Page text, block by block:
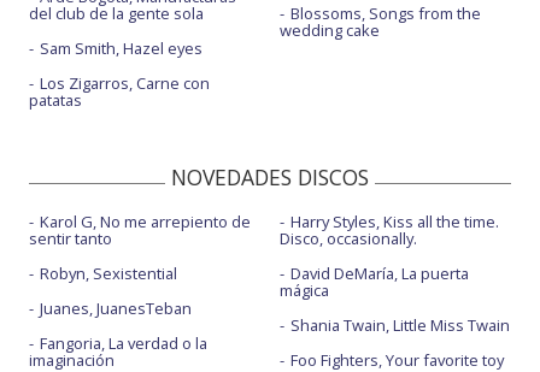
del club de la gente sola
Sam Smith, Hazel eyes
Los Zigarros, Carne con
patatas
Blossoms, Songs from the
wedding cake
NOVEDADES DISCOS
Karol G, No me arrepiento de
sentir tanto
Robyn, Sexistential
Juanes, JuanesTeban
Fangoria, La verdad o la
imaginación
Harry Styles, Kiss all the time.
Disco, occasionally.
David DeMaría, La puerta
mágica
Shania Twain, Little Miss Twain
Foo Fighters, Your favorite toy